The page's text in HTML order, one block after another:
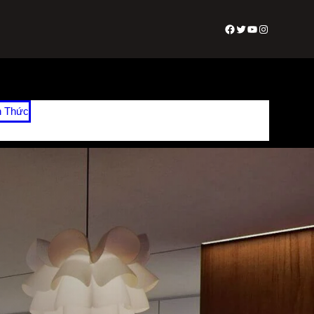
Facebook
Twitter
Youtube
Instagram
Thức